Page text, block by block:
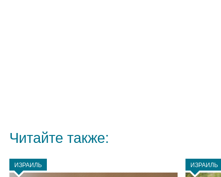
Читайте также:
ИЗРАИЛЬ ИЗРАИЛЬ